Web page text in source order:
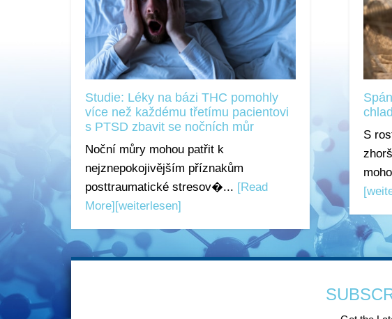
Studie: Léky na bázi THC pomohly
více než každému třetímu pacientovi
s PTSD zbavit se nočních můr
Noční můry mohou patřit k
nejznepokojivějším příznakům
posttraumatické stresov�... [Read
More][weiterlesen]
S